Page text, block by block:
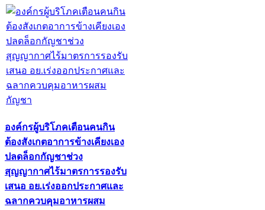
องค์กรผู้บริโภคเตือนคนกิน
ต้องสังเกตอาการข้างเคียงเอง
ปลดล็อกกัญชาช่วง
สุญญากาศไร้มาตรการรองรับ
เสนอ อย.เร่งออกประกาศและ
ฉลากควบคุมอาหารผสม